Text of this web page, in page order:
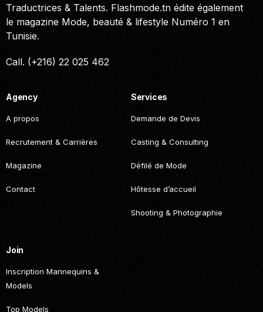
Traductrices & Talents. Flashmode.tn édite également
le magazine Mode, beauté & lifestyle Numéro 1 en
Tunisie.
Call. (+216) 22 025 462
Agency
A propos
Recrutement & Carrières
Magazine
Contact
Services
Demande de Devis
Casting & Consulting
Défilé de Mode
Hôtesse d’accueil
Shooting & Photographie
Join
Inscription Mannequins &
Models
Top Models